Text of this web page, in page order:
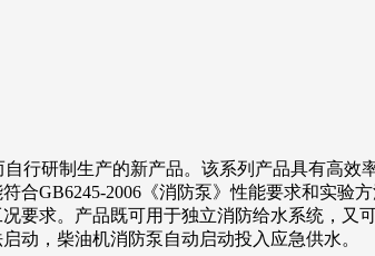
行研制生产的新产品。该系列产品具有高
合GB6245-2006《消防泵》性能要求和实
求。产品既可用于独立消防给水系统，又
动，柴油机消防泵自动启动投入应急供水。